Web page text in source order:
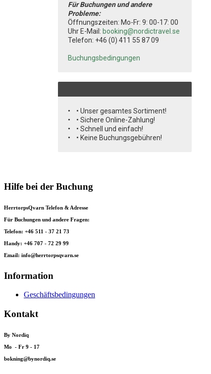
Für Buchungen und andere
Probleme:
Öffnungszeiten: Mo-Fr: 9: 00-17: 00
Uhr E-Mail: booking@nordictravel.se
Telefon: +46 (0) 411 55 87 09
Buchungsbedingungen
• Unser gesamtes Sortiment!
• Sichere Online-Zahlung!
• Schnell und einfach!
• Keine Buchungsgebühren!
Hilfe bei der Buchung
HerrtorpsQvarn Telefon & Adresse
Für Buchungen und andere Fragen:
Telefon: +46 511 - 37 21 73
Handy: +46 707 - 72 29 99
Email: info@herrtorpsqvarn.se
Information
Geschäftsbedingungen
Kontakt
By Nordiq
Mo - Fr 9 - 17
bokning@bynordiq.se